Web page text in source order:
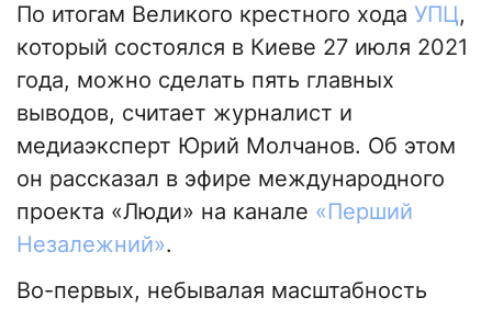
По итогам Великого крестного хода УПЦ,
который состоялся в Киеве 27 июля 2021
года, можно сделать пять главных
выводов, считает журналист и
медиаэксперт Юрий Молчанов. Об этом
он рассказал в эфире международного
проекта «Люди» на канале «Перший
Незалежний».
Во-первых, небывалая масштабность